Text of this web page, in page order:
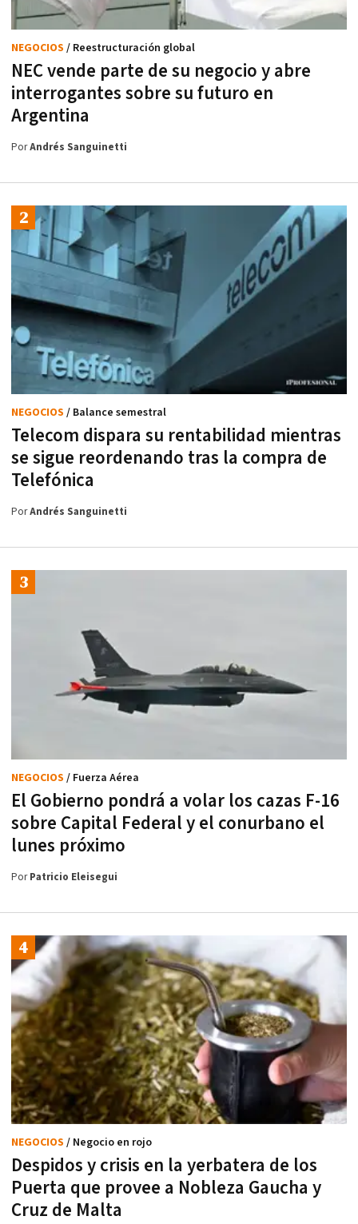
NEC vende parte de su negocio y abre
interrogantes sobre su futuro en
Argentina
NEGOCIOS / Reestructuración global
PorAndrés Sanguinetti
Telecom dispara su rentabilidad mientras
se sigue reordenando tras la compra de
Telefónica
NEGOCIOS / Balance semestral
PorAndrés Sanguinetti
El Gobierno pondrá a volar los cazas F-16
sobre Capital Federal y el conurbano el
lunes próximo
NEGOCIOS / Fuerza Aérea
PorPatricio Eleisegui
Despidos y crisis en la yerbatera de los
Puerta que provee a Nobleza Gaucha y
Cruz de Malta
NEGOCIOS / Negocio en rojo